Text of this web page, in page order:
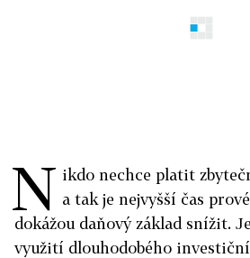
N ikdo nechce platit
a tak je nejvyšší čas
dokážou daňový základ snížit.
využití dlouhodobého